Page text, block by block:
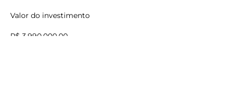
Valor do investimento
R$ 3.990.000,00